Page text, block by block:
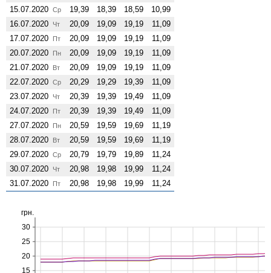
15.07.2020 Ср 19,39 18,39 18,59
10,99
16.07.2020
Чт 20,09 19,09 19,19
11,09
17.07.2020
Пт 20,09 19,09 19,19
11,09
20.07.2020
Пн 20,09 19,09 19,19
11,09
21.07.2020
Вт 20,09 19,09 19,19
11,09
22.07.2020 Ср 20,29 19,29 19,39
11,09
23.07.2020
Чт 20,39 19,39 19,49
11,09
24.07.2020
Пт 20,39 19,39 19,49
11,09
27.07.2020
Пн 20,59 19,59 19,69
11,19
28.07.2020
Вт 20,59 19,59 19,69
11,19
29.07.2020 Ср 20,79 19,79 19,89
11,24
30.07.2020
Чт 20,98 19,98 19,99
11,24
31.07.2020
Пт 20,98 19,98 19,99 11,24